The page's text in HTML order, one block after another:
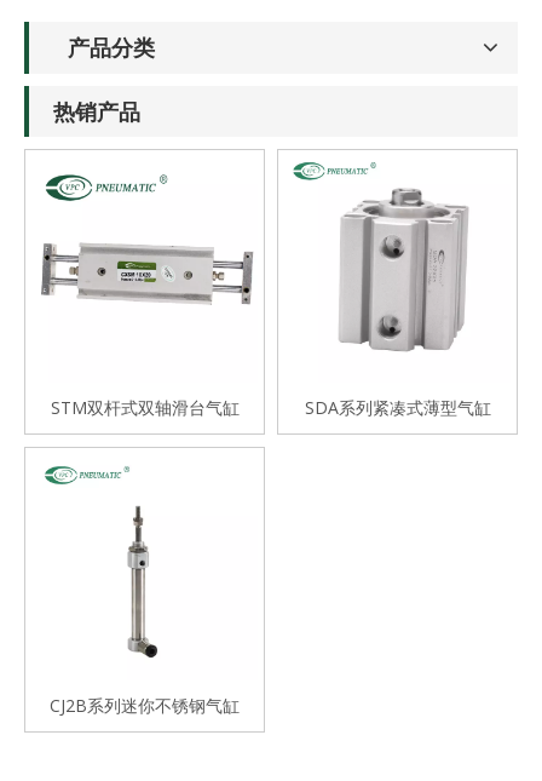
产品分类
热销产品
STM双杆式双轴滑台气缸 SDA系列紧凑式薄型气缸
CJ2B系列迷你不锈钢气缸